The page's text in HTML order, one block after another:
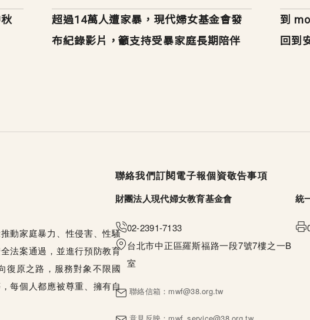
超過14萬人遭家暴，現代婦女基金會發
布紀錄影片，籲支持受暴家庭長期陪伴
到
回到
動家庭暴力、性侵害、性騷
法案通過，並進行預防教育
復原之路，服務對象不限國
每個人都應被尊重、擁有自
聯絡我們訂閱電子報個資敬告事項
財團法人現代婦女教育基金會 統
02-2391-7133
台北市中正區羅斯福路一段7號7樓之一B
室
聯絡信箱： mwf@38.org.tw